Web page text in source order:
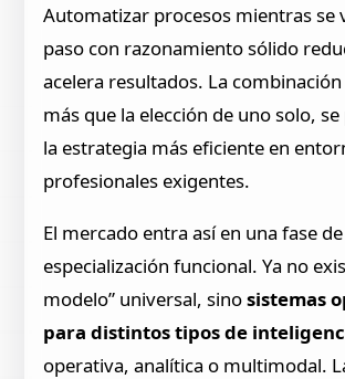
Automatizar procesos mientras se
paso con razonamiento sólido
acelera resultados. La
más que la elección de uno solo,
la estrategia más eficiente en
profesionales exigentes.
El mercado entra así en una fase de
especialización funcional. Ya no
modelo” universal, sinosistemas
para distintos tipos de
operativa, analítica o multimodal.